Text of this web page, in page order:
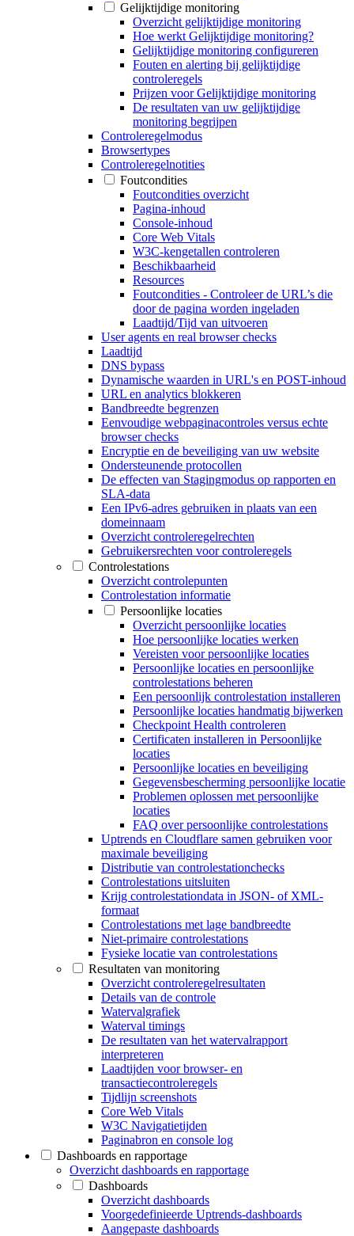
Gelijktijdige monitoring
Overzicht gelijktijdige monitoring
Hoe werkt Gelijktijdige monitoring?
Gelijktijdige monitoring configureren
Fouten en alerting bij gelijktijdige
controleregels
Prijzen voor Gelijktijdige monitoring
De resultaten van uw gelijktijdige
monitoring begrijpen
Controleregelmodus
Browsertypes
Controleregelnotities
Foutcondities
Foutcondities overzicht
Pagina-inhoud
Console-inhoud
Core Web Vitals
W3C-kengetallen controleren
Beschikbaarheid
Resources
Foutcondities - Controleer de URL’s die
door de pagina worden ingeladen
Laadtijd/Tijd van uitvoeren
User agents en real browser checks
Laadtijd
DNS bypass
Dynamische waarden in URL's en POST-inhoud
URL en analytics blokkeren
Bandbreedte begrenzen
Eenvoudige webpaginacontroles versus echte
browser checks
Encryptie en de beveiliging van uw website
Ondersteunende protocollen
De effecten van Stagingmodus op rapporten en
SLA-data
Een IPv6-adres gebruiken in plaats van een
domeinnaam
Overzicht controleregelrechten
Gebruikersrechten voor controleregels
Controlestations
Overzicht controlepunten
Controlestation informatie
Persoonlijke locaties
Overzicht persoonlijke locaties
Hoe persoonlijke locaties werken
Vereisten voor persoonlijke locaties
Persoonlijke locaties en persoonlijke
controlestations beheren
Een persoonlijk controlestation installeren
Persoonlijke locaties handmatig bijwerken
Checkpoint Health controleren
Certificaten installeren in Persoonlijke
locaties
Persoonlijke locaties en beveiliging
Gegevensbescherming persoonlijke locatie
Problemen oplossen met persoonlijke
locaties
FAQ over persoonlijke controlestations
Uptrends en Cloudflare samen gebruiken voor
maximale beveiliging
Distributie van controlestationchecks
Controlestations uitsluiten
Krijg controlestationdata in JSON- of XML-
formaat
Controlestations met lage bandbreedte
Niet-primaire controlestations
Fysieke locatie van controlestations
Resultaten van monitoring
Overzicht controleregelresultaten
Details van de controle
Watervalgrafiek
Waterval timings
De resultaten van het watervalrapport
interpreteren
Laadtijden voor browser- en
transactiecontroleregels
Tijdlijn screenshots
Core Web Vitals
W3C Navigatietijden
Paginabron en console log
Dashboards en rapportage
Overzicht dashboards en rapportage
Dashboards
Overzicht dashboards
Voorgedefinieerde Uptrends-dashboards
Aangepaste dashboards